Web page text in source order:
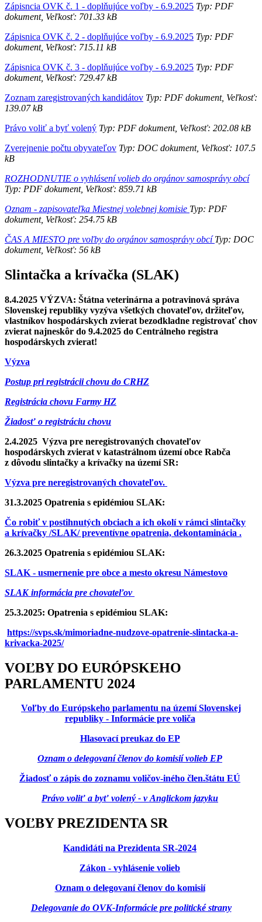
Zápisncia OVK č. 1 - doplňujúce voľby - 6.9.2025 Typ: PDF
dokument, Veľkosť: 701.33 kB
Zápisnica OVK č. 2 - doplňujúce voľby - 6.9.2025 Typ: PDF
dokument, Veľkosť: 715.11 kB
Zápisnica OVK č. 3 - doplňujúce voľby - 6.9.2025 Typ: PDF
dokument, Veľkosť: 729.47 kB
Zoznam zaregistrovaných kandidátov Typ: PDF dokument, Veľkosť:
139.07 kB
Právo voliť a byť volený Typ: PDF dokument, Veľkosť: 202.08 kB
Zverejnenie počtu obyvateľov Typ: DOC dokument, Veľkosť: 107.5
kB
ROZHODNUTIE o vyhlásení volieb do orgánov samosprávy obcí
Typ: PDF dokument, Veľkosť: 859.71 kB
Oznam - zapisovateľka Miestnej volebnej komisie Typ: PDF
dokument, Veľkosť: 254.75 kB
ČAS A MIESTO pre voľby do orgánov samosprávy obcíTyp: DOC
dokument, Veľkosť: 56 kB
Slintačka a krívačka (SLAK)
8.4.2025 VÝZVA: Štátna veterinárna a potravinová správa
Slovenskej republiky vyzýva všetkých chovateľov, držiteľov,
vlastníkov hospodárskych zvierat bezodkladne registrovať chov
zvierat najneskôr do 9.4.2025 do Centrálneho registra
hospodárskych zvierat!
Výzva
Postup pri registrácii chovu do CRHZ
Registrácia chovu Farmy HZ
Žiadosť o registráciu chovu
2.4.2025 Výzva pre neregistrovaných chovateľov
hospodárskych zvierat v katastrálnom území obce Rabča
z dôvodu slintačky a krívačky na území SR:
Výzva pre neregistrovaných chovateľov.
31.3.2025 Opatrenia s epidémiou SLAK:
Čo robiť v postihnutých obciach a ich okolí v rámci slintačky
a krívačky /SLAK/ preventívne opatrenia, dekontaminácia .
26.3.2025 Opatrenia s epidémiou SLAK:
SLAK - usmernenie pre obce a mesto okresu Námestovo
SLAK informácia pre chovateľov
25.3.2025: Opatrenia s epidémiou SLAK:
https://svps.sk/mimoriadne-nudzove-opatrenie-slintacka-a-
krivacka-2025/
VOĽBY DO EURÓPSKEHO
PARLAMENTU 2024
Voľby do Európskeho parlamentu na území Slovenskej
republiky - Informácie pre voliča
Hlasovací preukaz do EP
Oznam o delegovaní členov do komisií volieb EP
Žiadosť o zápis do zoznamu voličov-iného člen.štátu EÚ
Právo voliť a byť volený - v Anglickom jazyku
VOĽBY PREZIDENTA SR
Kandidáti na Prezidenta SR-2024
Zákon - vyhlásenie volieb
Oznam o delegovaní členov do komisií
Delegovanie do OVK-Informácie pre politické strany